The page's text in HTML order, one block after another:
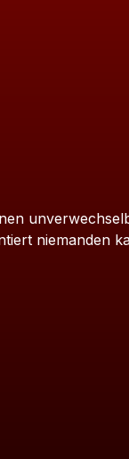
niemanden